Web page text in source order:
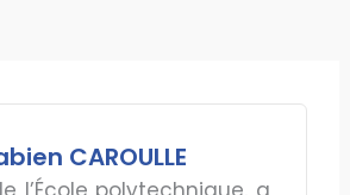
CAROULLE